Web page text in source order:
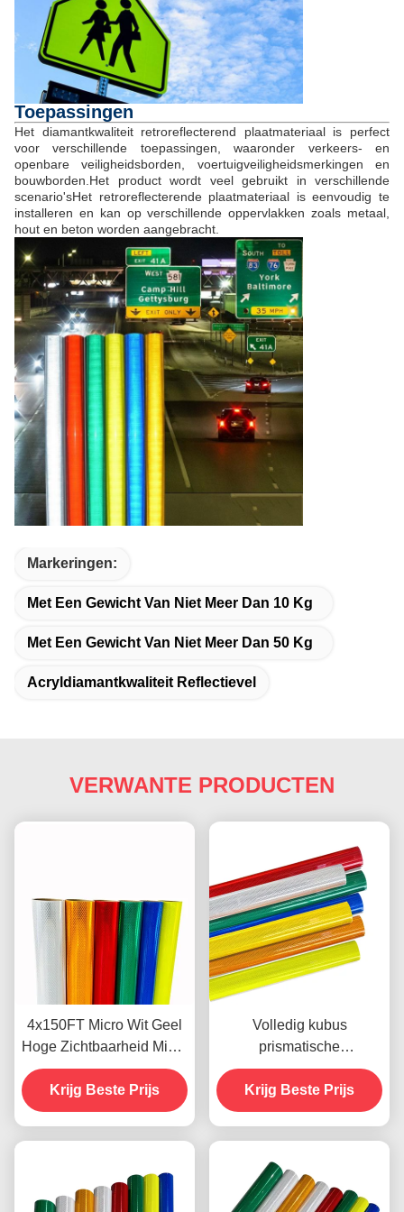
Toepassingen
Het diamantkwaliteit retroreflecterend plaatmateriaal is perfect
voor verschillende toepassingen, waaronder verkeers- en
openbare veiligheidsborden, voertuigveiligheidsmerkingen en
bouwborden.Het product wordt veel gebruikt in verschillende
scenario'sHet retroreflecterende plaatmateriaal is eenvoudig te
installeren en kan op verschillende oppervlakken zoals metaal,
hout en beton worden aangebracht.
Markeringen:
Met Een Gewicht Van Niet Meer Dan 10 Kg
Met Een Gewicht Van Niet Meer Dan 50 Kg
Acryldiamantkwaliteit Reflectievel
VERWANTE PRODUCTEN
4x150FT Micro Wit Geel
Hoge Zichtbaarheid Micro
Diamantkwaliteit
Reflecterende Folie Vinyl
voor Verkeersborden
Krijg Beste Prijs
Volledig kubus
prismatische
diamantkwaliteit
reflecterende folie met 10
jaar prestatieleven voor
Krijg Beste Prijs